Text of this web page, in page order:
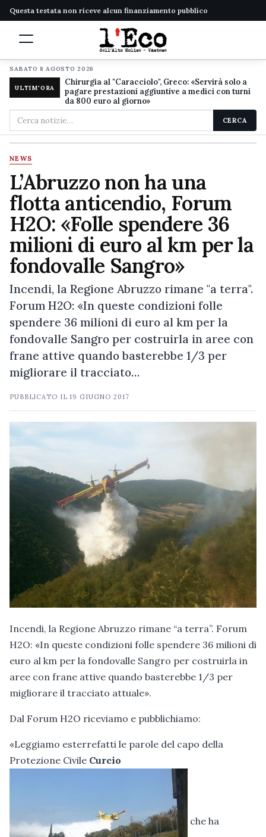
Questa testata non riceve alcun finanziamento pubblico
SABATO 8 AGOSTO 2026
ULTIM'ORA
Chirurgia al "Caracciolo", Greco: «Servirà solo a
pagare prestazioni aggiuntive a medici con turni
da 800 euro al giorno»
Cerca
nel
sito
CERCA
NEWS
L’Abruzzo non ha una
flotta anticendio, Forum
H2O: «Folle spendere 36
milioni di euro al km per la
fondovalle Sangro»
Incendi, la Regione Abruzzo rimane "a terra".
Forum H2O: «In queste condizioni folle
spendere 36 milioni di euro al km per la
fondovalle Sangro per costruirla in aree con
frane attive quando basterebbe 1/3 per
migliorare il tracciato…
PUBBLICATO IL19 GIUGNO 2017
Incendi, la Regione Abruzzo rimane “a terra”. Forum
H2O: «In queste condizioni folle spendere 36 milioni di
euro al km per la fondovalle Sangro per costruirla in
aree con frane attive quando basterebbe 1/3 per
migliorare il tracciato attuale».
Dal Forum H2O riceviamo e pubblichiamo:
«Leggiamo esterrefatti le parole del capo della
Protezione Civile Curcio
che ha